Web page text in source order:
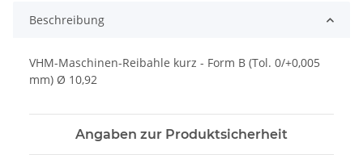
Beschreibung
VHM-Maschinen-Reibahle kurz - Form B (Tol. 0/+0,005
mm) Ø 10,92
Angaben zur Produktsicherheit